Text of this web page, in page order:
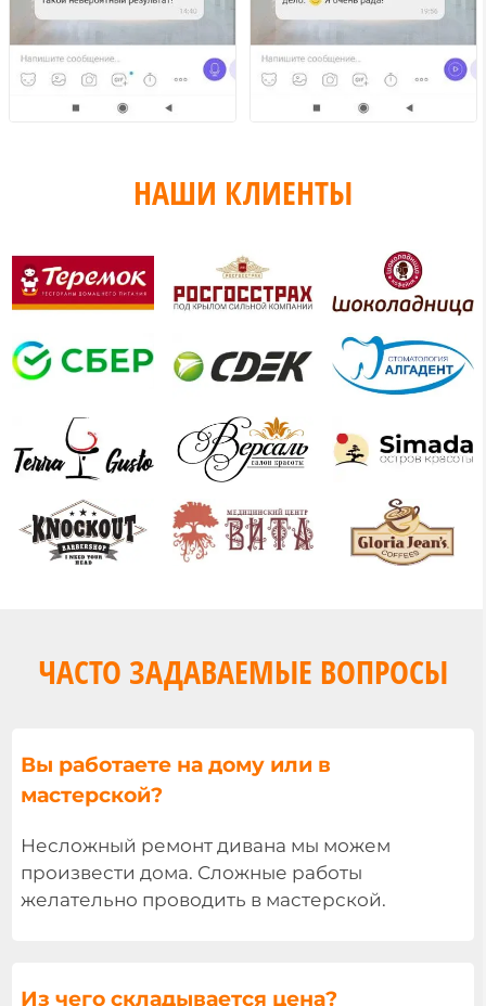
НАШИ КЛИЕНТЫ
ЧАСТО ЗАДАВАЕМЫЕ ВОПРОСЫ
Вы работаете на дому или в
мастерской?
Несложный ремонт дивана мы можем
произвести дома. Сложные работы
желательно проводить в мастерской.
Из чего складывается цена?